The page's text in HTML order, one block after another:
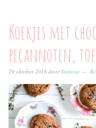
Koekjes met
pecannoten,
29 oktober 2016 doorStefanie